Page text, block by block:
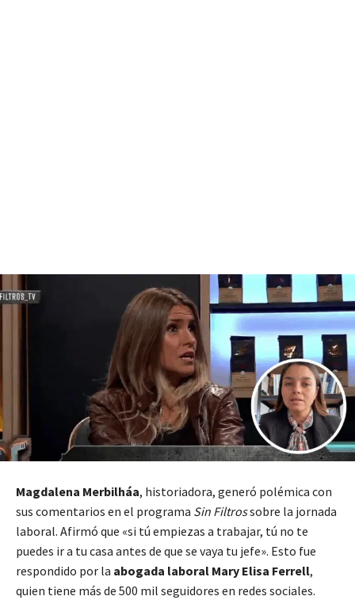
Magdalena Merbilháa, historiadora, generó polémica con
sus comentarios en el programa Sin Filtrossobre la jornada
laboral. Afirmó que «si tú empiezas a trabajar, tú no te
puedes ir a tu casa antes de que se vaya tu jefe». Esto fue
respondido por la abogada laboral Mary Elisa Ferrell,
quien tiene más de 500 mil seguidores en redes sociales.